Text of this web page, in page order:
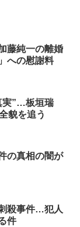
藤純一の離婚
への慰謝料
実”…板垣瑞
貌を追う
の真相の闇が
殺事件…犯人
件